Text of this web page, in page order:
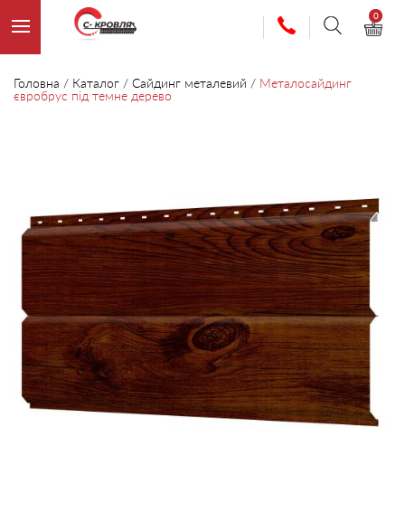
0
Головна / Каталог / Сайдинг металевий / Металосайдинг
євробрус під темне дерево